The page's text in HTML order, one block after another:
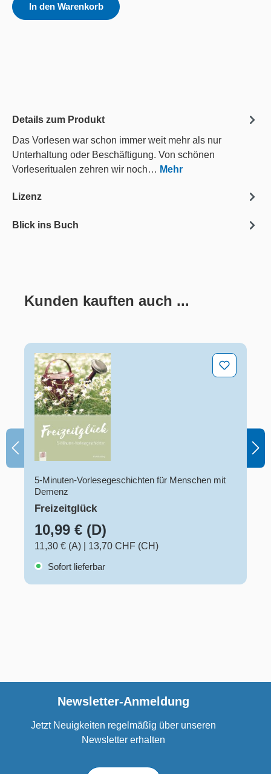
In den Warenkorb
Details zum Produkt
Das Vorlesen war schon immer weit mehr als nur
Unterhaltung oder Beschäftigung. Von schönen
Vorleseritualen zehren wir noch… Mehr
Lizenz
Blick ins Buch
Produktgalerie überspringen
Kunden kauften auch ...
Freizeitglück
5-Minuten-Vorlesegeschichten für Menschen mit
Demenz
Freizeitglück
10,99 € (D)
11,30 € (A)
13,70 CHF (CH)
Sofort lieferbar
Newsletter-Anmeldung
Jetzt Neuigkeiten regelmäßig über unseren
Newsletter erhalten